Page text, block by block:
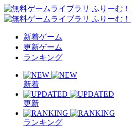
新着ゲーム
更新ゲーム
ランキング
新着
更新
ランキング